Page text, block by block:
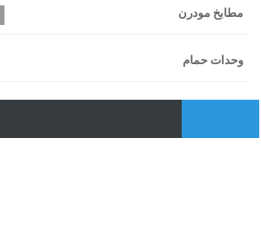
مطابخ مودرن
وحدات حمام